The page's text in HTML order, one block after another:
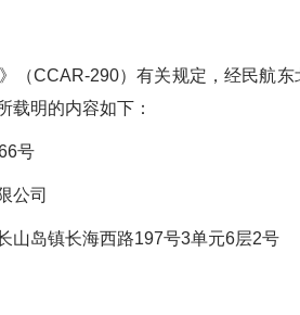
（CCAR-290）有关规定，经民航东
载明的内容如下：
号
公司
山岛镇长海西路197号3单元6层2号